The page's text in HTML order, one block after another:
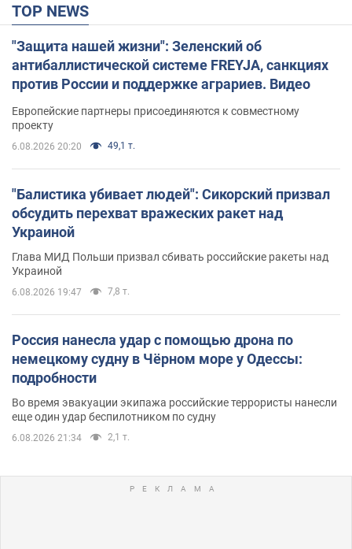
TOP NEWS
"Защита нашей жизни": Зеленский об
антибаллистической системе FREYJA, санкциях
против России и поддержке аграриев. Видео
Европейские партнеры присоединяются к совместному
проекту
6.08.2026 20:20 49,1 т.
"Балистика убивает людей": Сикорский призвал
обсудить перехват вражеских ракет над
Украиной
Глава МИД Польши призвал сбивать российские ракеты над
Украиной
6.08.2026 19:47 7,8 т.
Россия нанесла удар с помощью дрона по
немецкому судну в Чёрном море у Одессы:
подробности
Во время эвакуации экипажа российские террористы нанесли
еще один удар беспилотником по судну
6.08.2026 21:34 2,1 т.